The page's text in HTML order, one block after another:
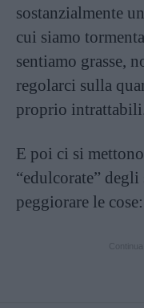
sostanzialmente
cui siamo
sentiamo grasse,
regolarci sulla
proprio
E poi ci si
“edulcorate”
peggiorare le cose: